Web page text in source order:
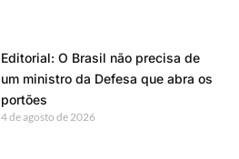
Editorial: O Brasil não precisa de
um ministro da Defesa que abra os
portões
4 de agosto de 2026